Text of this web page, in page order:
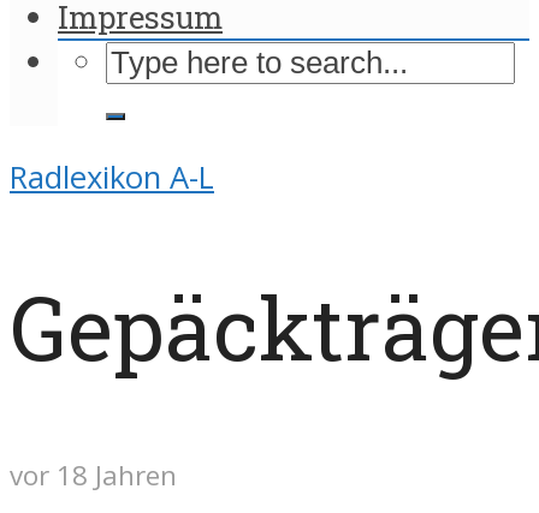
Impressum
Radlexikon A-L
vor 18 Jahren